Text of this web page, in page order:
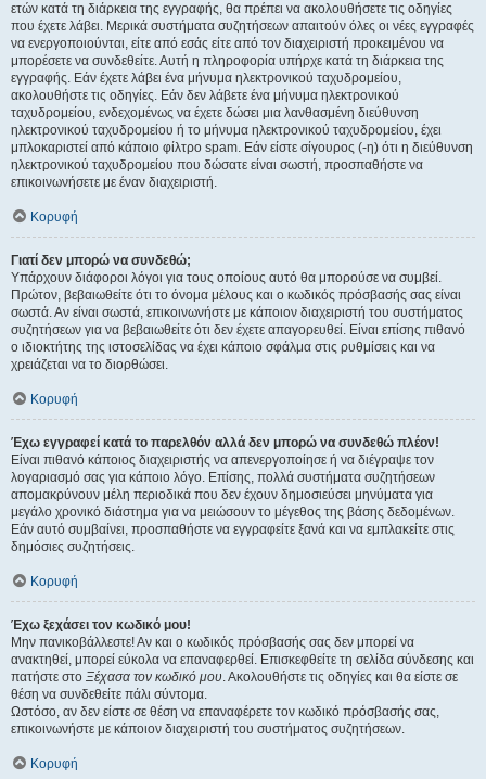
ετών κατά τη διάρκεια της εγγραφής, θα πρέπει να ακολουθήσετε τις οδηγίες
που έχετε λάβει. Μερικά συστήματα συζητήσεων απαιτούν όλες οι νέες εγγραφές
να ενεργοποιούνται, είτε από εσάς είτε από τον διαχειριστή προκειμένου να
μπορέσετε να συνδεθείτε. Αυτή η πληροφορία υπήρχε κατά τη διάρκεια της
εγγραφής. Εάν έχετε λάβει ένα μήνυμα ηλεκτρονικού ταχυδρομείου,
ακολουθήστε τις οδηγίες. Εάν δεν λάβετε ένα μήνυμα ηλεκτρονικού
ταχυδρομείου, ενδεχομένως να έχετε δώσει μια λανθασμένη διεύθυνση
ηλεκτρονικού ταχυδρομείου ή το μήνυμα ηλεκτρονικού ταχυδρομείου, έχει
μπλοκαριστεί από κάποιο φίλτρο spam. Εάν είστε σίγουρος (-η) ότι η διεύθυνση
ηλεκτρονικού ταχυδρομείου που δώσατε είναι σωστή, προσπαθήστε να
επικοινωνήσετε με έναν διαχειριστή.
Κορυφή
Γιατί δεν μπορώ να συνδεθώ;
Υπάρχουν διάφοροι λόγοι για τους οποίους αυτό θα μπορούσε να συμβεί.
Πρώτον, βεβαιωθείτε ότι το όνομα μέλους και ο κωδικός πρόσβασής σας είναι
σωστά. Αν είναι σωστά, επικοινωνήστε με κάποιον διαχειριστή του συστήματος
συζητήσεων για να βεβαιωθείτε ότι δεν έχετε απαγορευθεί. Είναι επίσης πιθανό
ο ιδιοκτήτης της ιστοσελίδας να έχει κάποιο σφάλμα στις ρυθμίσεις και να
χρειάζεται να το διορθώσει.
Κορυφή
Έχω εγγραφεί κατά το παρελθόν αλλά δεν μπορώ να συνδεθώ πλέον!
Είναι πιθανό κάποιος διαχειριστής να απενεργοποίησε ή να διέγραψε τον
λογαριασμό σας για κάποιο λόγο. Επίσης, πολλά συστήματα συζητήσεων
απομακρύνουν μέλη περιοδικά που δεν έχουν δημοσιεύσει μηνύματα για
μεγάλο χρονικό διάστημα για να μειώσουν το μέγεθος της βάσης δεδομένων.
Εάν αυτό συμβαίνει, προσπαθήστε να εγγραφείτε ξανά και να εμπλακείτε στις
δημόσιες συζητήσεις.
Κορυφή
Έχω ξεχάσει τον κωδικό μου!
Μην πανικοβάλλεστε! Αν και ο κωδικός πρόσβασής σας δεν μπορεί να
ανακτηθεί, μπορεί εύκολα να επαναφερθεί. Επισκεφθείτε τη σελίδα σύνδεσης και
πατήστε στο Ξέχασα τον κωδικό μου. Ακολουθήστε τις οδηγίες και θα είστε σε
θέση να συνδεθείτε πάλι σύντομα.
Ωστόσο, αν δεν είστε σε θέση να επαναφέρετε τον κωδικό πρόσβασής σας,
επικοινωνήστε με κάποιον διαχειριστή του συστήματος συζητήσεων.
Κορυφή